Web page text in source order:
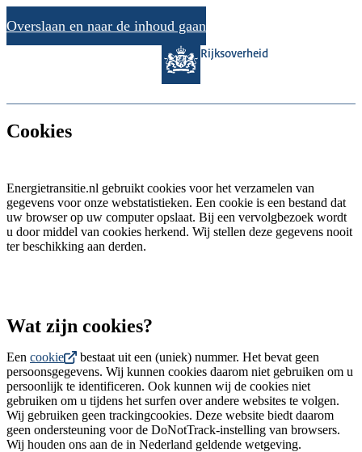
Overslaan en naar de inhoud gaan
Rijksoverheid
Cookies
Energietransitie.nl gebruikt cookies voor het verzamelen van
gegevens voor onze webstatistieken. Een cookie is een bestand dat
uw browser op uw computer opslaat. Bij een vervolgbezoek wordt
u door middel van cookies herkend. Wij stellen deze gegevens nooit
ter beschikking aan derden.
Wat zijn cookies?
Een cookie
bestaat uit een (uniek) nummer. Het bevat geen
persoonsgegevens. Wij kunnen cookies daarom niet gebruiken om u
persoonlijk te identificeren. Ook kunnen wij de cookies niet
gebruiken om u tijdens het surfen over andere websites te volgen.
Wij gebruiken geen trackingcookies. Deze website biedt daarom
geen ondersteuning voor de DoNotTrack-instelling van browsers.
Wij houden ons aan de in Nederland geldende wetgeving.